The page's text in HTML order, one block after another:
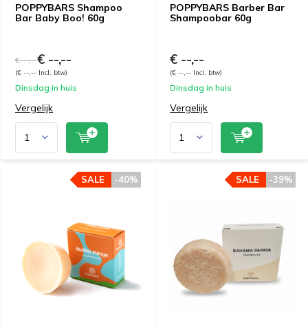
POPPYBARS Shampoo
Bar Baby Boo! 60g
€ --,--€ --,--
(€ --,-- Incl. btw)
Dinsdag in huis
Vergelijk
POPPYBARS Barber Bar
Shampoobar 60g
€ --,--
(€ --,-- Incl. btw)
Dinsdag in huis
Vergelijk
-40%
SALE -39%
SALE